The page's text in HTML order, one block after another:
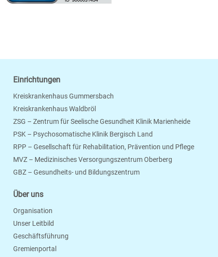
Einrichtungen
Kreiskrankenhaus Gummersbach
Kreiskrankenhaus Waldbröl
ZSG – Zentrum für Seelische Gesundheit Klinik Marienheide
PSK – Psychosomatische Klinik Bergisch Land
RPP – Gesellschaft für Rehabilitation, Prävention und Pflege
MVZ – Medizinisches Versorgungszentrum Oberberg
GBZ – Gesundheits- und Bildungszentrum
Über uns
Organisation
Unser Leitbild
Geschäftsführung
Gremienportal